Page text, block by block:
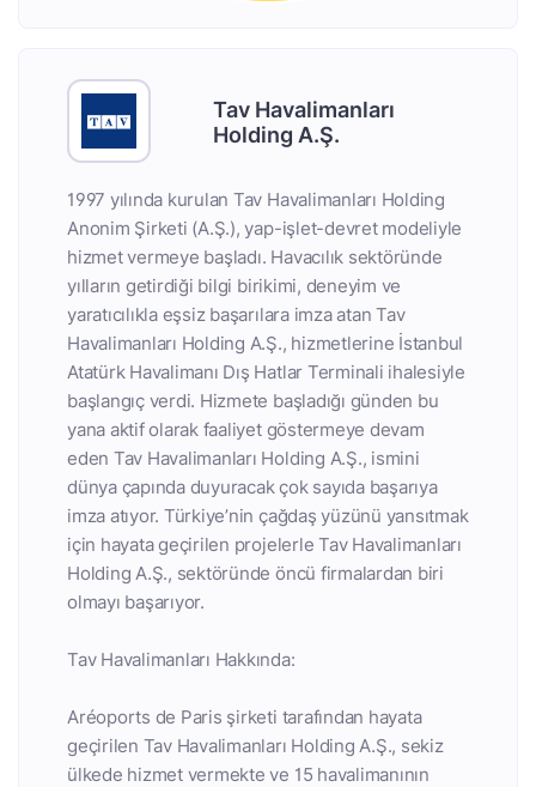
Tav Havalimanları
Holding A.Ş.
1997 yılında kurulan Tav Havalimanları Holding
Anonim Şirketi (A.Ş.), yap-işlet-devret modeliyle
hizmet vermeye başladı. Havacılık sektöründe
yılların getirdiği bilgi birikimi, deneyim ve
yaratıcılıkla eşsiz başarılara imza atan Tav
Havalimanları Holding A.Ş., hizmetlerine İstanbul
Atatürk Havalimanı Dış Hatlar Terminali ihalesiyle
başlangıç verdi. Hizmete başladığı günden bu
yana aktif olarak faaliyet göstermeye devam
eden Tav Havalimanları Holding A.Ş., ismini
dünya çapında duyuracak çok sayıda başarıya
imza atıyor. Türkiye’nin çağdaş yüzünü yansıtmak
için hayata geçirilen projelerle Tav Havalimanları
Holding A.Ş., sektöründe öncü firmalardan biri
olmayı başarıyor.
Tav Havalimanları Hakkında:
Aréoports de Paris şirketi tarafından hayata
geçirilen Tav Havalimanları Holding A.Ş., sekiz
ülkede hizmet vermekte ve 15 havalimanının